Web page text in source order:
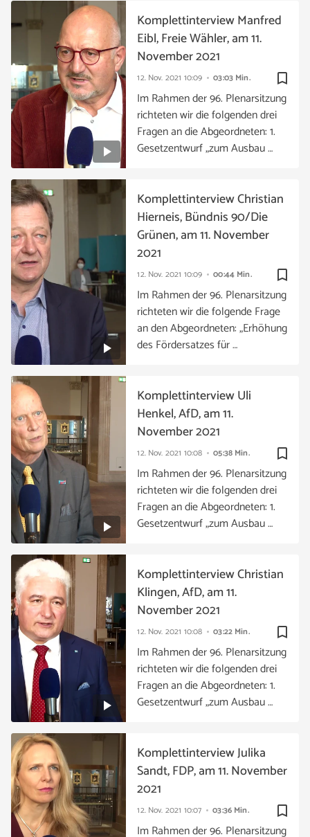
bookmark_border
12. Nov. 2021 10:09 03:03 Min.
Komplettinterview Manfred
Eibl, Freie Wähler, am 11.
November 2021
Im Rahmen der 96. Plenarsitzung
richteten wir die folgenden drei
Fragen an die Abgeordneten: 1.
Gesetzentwurf „zum Ausbau …
bookmark_border
12. Nov. 2021 10:09 00:44 Min.
Komplettinterview Christian
Hierneis, Bündnis 90/Die
Grünen, am 11. November
2021
Im Rahmen der 96. Plenarsitzung
richteten wir die folgende Frage
an den Abgeordneten: „Erhöhung
des Fördersatzes für …
bookmark_border
12. Nov. 2021 10:08 05:38 Min.
Komplettinterview Uli
Henkel, AfD, am 11.
November 2021
Im Rahmen der 96. Plenarsitzung
richteten wir die folgenden drei
Fragen an die Abgeordneten: 1.
Gesetzentwurf „zum Ausbau …
bookmark_border
12. Nov. 2021 10:08 03:22 Min.
Komplettinterview Christian
Klingen, AfD, am 11.
November 2021
Im Rahmen der 96. Plenarsitzung
richteten wir die folgenden drei
Fragen an die Abgeordneten: 1.
Gesetzentwurf „zum Ausbau …
bookmark_border
12. Nov. 2021 10:07 03:36 Min.
Komplettinterview Julika
Sandt, FDP, am 11. November
2021
Im Rahmen der 96. Plenarsitzung